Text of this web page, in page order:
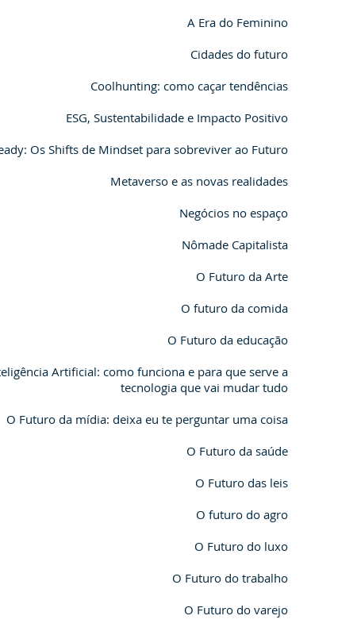
A Era do Feminino
Cidades do futuro
Coolhunting: como caçar tendências
ESG, Sustentabilidade e Impacto Positivo
Os Shifts de Mindset para sobreviver ao Futuro
Metaverso e as novas realidades
Negócios no espaço
Nômade Capitalista
O Futuro da Arte
O futuro da comida
O Futuro da educação
Artificial: como funciona e para que serve a
tecnologia que vai mudar tudo
O Futuro da mídia: deixa eu te perguntar uma coisa
O Futuro da saúde
O Futuro das leis
O futuro do agro
O Futuro do luxo
O Futuro do trabalho
O Futuro do varejo